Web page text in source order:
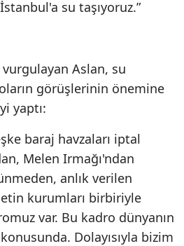
su taşıyoruz.”
Aslan, su
görüşlerinin önemine
yaptı:
baraj havzaları iptal
Melen Irmağı'ndan
anlık verilen
kurumları birbiriyle
var. Bu kadro dünyanın
Dolayısıyla bizim